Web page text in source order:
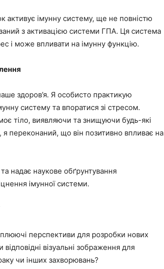
активує імунну систему, ще не повністю
з активацією системи ГПА. Ця система
і може впливати на імунну функцію.
здоров’я. Я особисто практикую
систему та впоратися зі стресом.
тіло, виявляючи та знищуючи будь-які
я переконаний, що він позитивно впливає на
надає наукове обґрунтування
імунної системи.
перспективи для розробки нових
візуальні зображення для
чи інших захворювань?